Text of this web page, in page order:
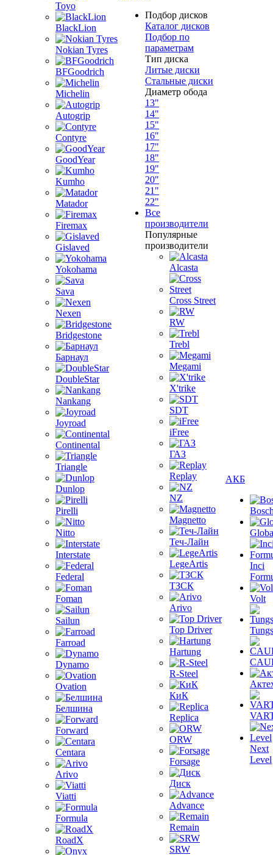
Toyo
BlackLion
Nokian Tyres
BFGoodrich
Michelin
Autogrip
Contyre
GoodYear
Kumho
Matador
Firemax
Gislaved
Yokohama
Sava
Nexen
Bridgestone
Барнаул
DoubleStar
Nankang
Joyroad
Continental
Triangle
Dunlop
Pirelli
Nitto
Interstate
Federal
Foman
Sailun
Farroad
Dynamo
Ovation
Белшина
Forward
Centara
Arivo
Viatti
Formula
RoadX
Подбор дисков
Каталог дисков
Подбор по
параметрам
Тип диска
Литые диски
Стальные диски
Диаметр обода
13"
14"
15"
16"
17"
18"
19"
20"
21"
22"
Все
производители
Популярные
производители
Alcasta
Cross Street
RW
Trebl
Megami
X'trike
SDT
iFree
ГАЗ
Replay
NZ
Magnetto
Теч-Лайн
LegeArtis
ТЗСК
Arivo
Top Driver
Hartung
R-Steel
КиК
Replica
ORW
Forsage
Диск
Advance
Remain
SRW
АКБ
Inci
Volt
Next
Level